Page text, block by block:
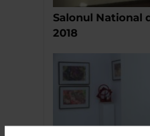
Salonul National
2018